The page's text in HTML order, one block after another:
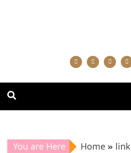
You are Here Home link